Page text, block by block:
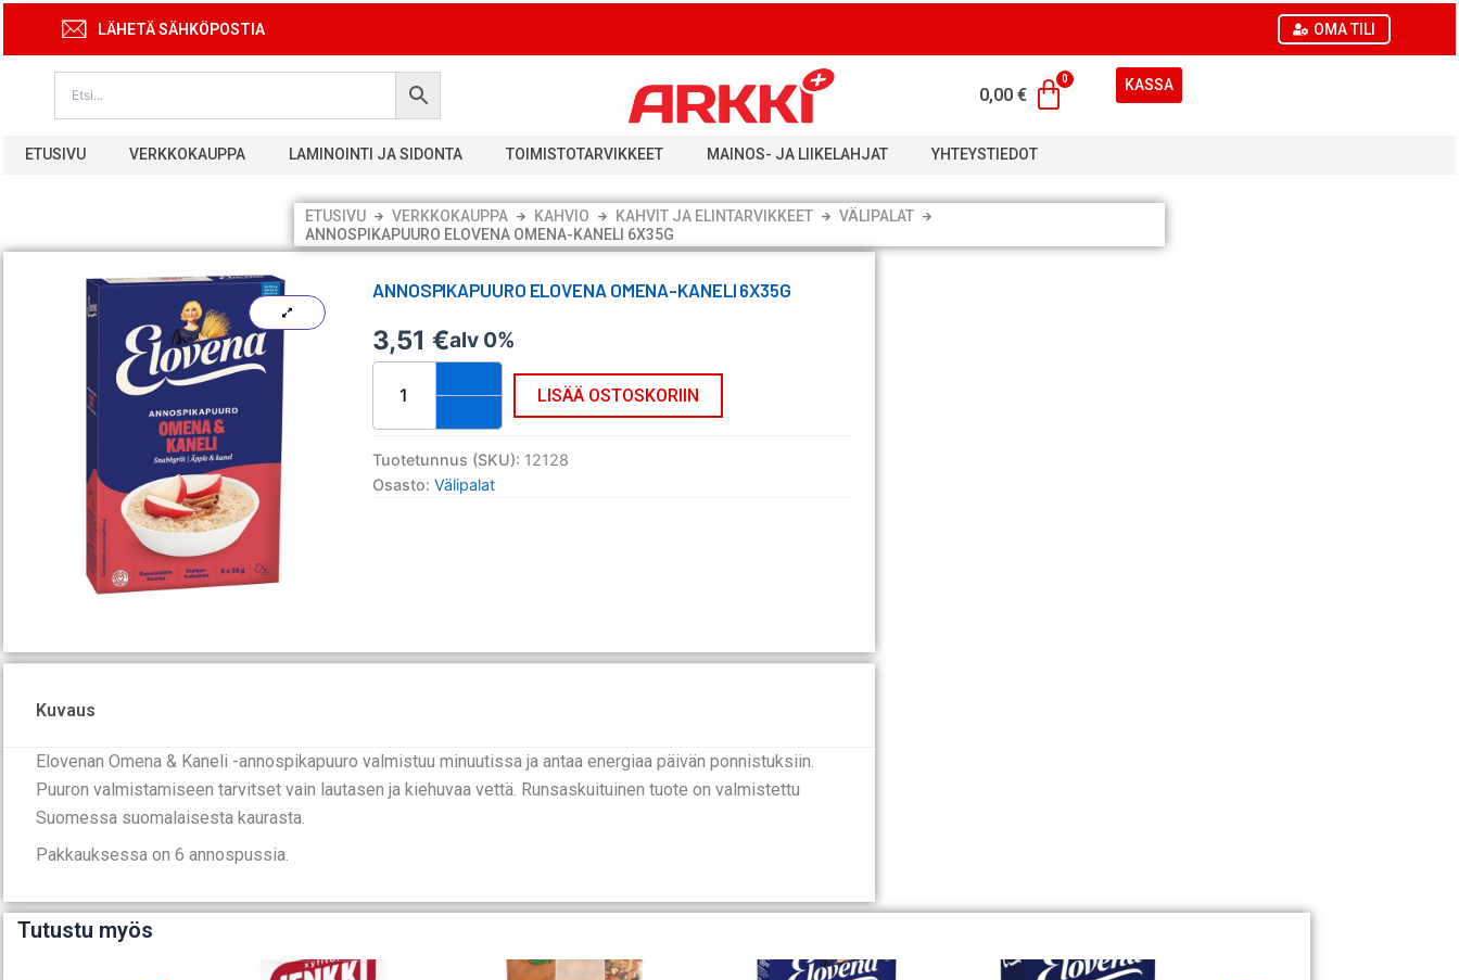
sisältöön
LÄHETÄ SÄHKÖPOSTIA OMA TILI
0,00 €
KASSA
ETUSIVU VERKKOKAUPPA LAMINOINTI JA SIDONTA TOIMISTOTARVIKKEET MAINOS- JA LIIKELAHJAT YHTEYSTIEDOT
ETUSIVU VERKKOKAUPPA KAHVIO KAHVIT JA ELINTARVIKKEET
VÄLIPALAT
ANNOSPIKAPUURO ELOVENA OMENA-KANELI 6X35G
ANNOSPIKAPUURO ELOVENA OMENA-KANELI 6X35G
3,51€alv 0%
Annospikapuuro
Elovena
kaneli
6x35g
määrä
LISÄÄ OSTOSKORIIN
Tuotetunnus (SKU): 12128
Osasto:Välipalat
Kuvaus
Elovenan Omena & Kaneli -annospikapuuro valmistuu minuutissa ja antaa energiaa päivän ponnistuksiin.
Puuron valmistamiseen tarvitset vain lautasen ja kiehuvaa vettä. Runsaskuituinen tuote on valmistettu
Suomessa suomalaisesta kaurasta.
Pakkauksessa on 6 annospussia.
Tutustu myös